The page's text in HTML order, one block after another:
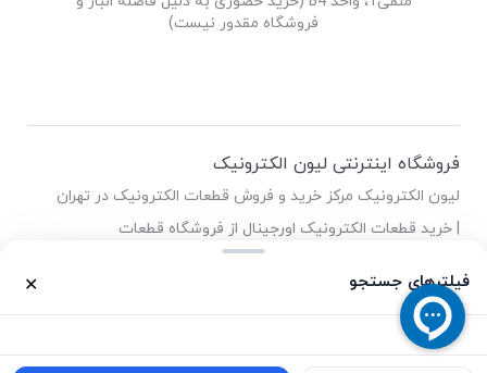
0
0
فیلترهای جستجو ✕
فروشگاه مقدور نیست)
فروشگاه اینترنتی لیون الکترونیک
لیون الکترونیک مرکز خرید و فروش قطعات الکترونیک در تهران
| خرید قطعات الکترونیک اورجینال از فروشگاه قطعات